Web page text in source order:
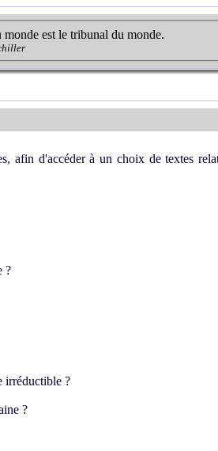
est le tribunal du monde.
afin d'accéder à un choix de textes
?
irréductible ?
?